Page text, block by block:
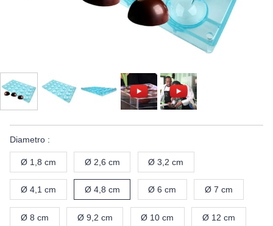
Diametro :
Ø 1,8 cm Ø 2,6 cm Ø 3,2 cm
Ø 4,1 cm Ø 4,8 cm Ø 6 cm Ø 7 cm
Ø 8 cm Ø 9,2 cm Ø 10 cm Ø 12 cm